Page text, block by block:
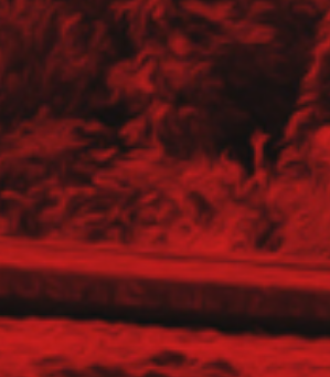
maszyn budowlanych (K/M)
bazy sprzętowej (K/M)
(K/M)